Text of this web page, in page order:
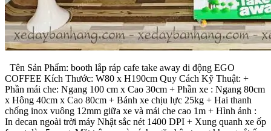
Tên Sản Phẩm: booth lắp ráp cafe take away di động EGO
COFFEE Kích Thước: W80 x H190cm Quy Cách Kỹ Thuật: +
Phần mái che: Ngang 100 cm x Cao 30cm + Phần xe : Ngang 80cm
x Hông 40cm x Cao 80cm + Bánh xe chịu lực 25kg + Hai thanh
chống inox vuông 12mm giữa xe và mái che cao 1m + Hình ảnh :
In decan ngoài trời máy Nhật sắc nét 1400 DPI + Xung quanh xe ốp